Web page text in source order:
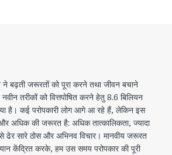
बढ़ती जरूरतों को पूरा करने तथा जीवन बचाने
तरीकों को वित्तपोषित करने हेतु 8.6 बिलियन
है। कई परोपकारी लोग आगे आ रहे हैं, लेकिन इस
अधिक की जरूरत है: अधिक तात्कालिकता, ज्‍यादा
ढेर सारे ठोस और अभिनव विचार। मानवीय जरूरत
केंद्रित करके, हम उस समय परोपकार की पूरी